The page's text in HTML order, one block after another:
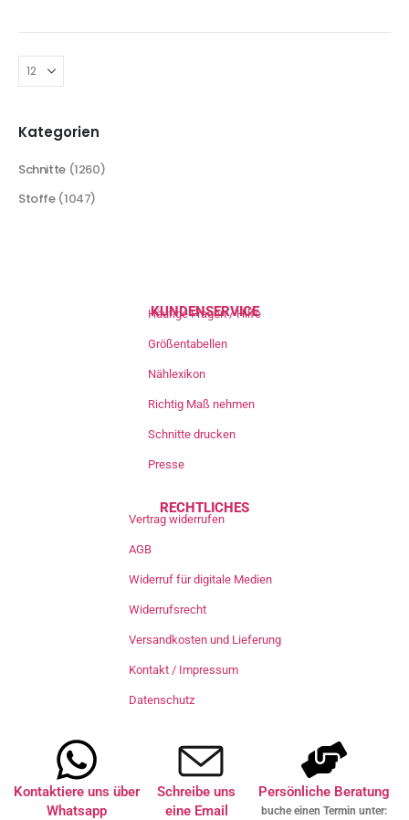
Kategorien
Schnitte (1260)
Stoffe (1047)
KUNDENSERVICE
Häufige Fragen / Hilfe
Größentabellen
Nählexikon
Richtig Maß nehmen
Schnitte drucken
Presse
RECHTLICHES
Vertrag widerrufen
AGB
Widerruf für digitale Medien
Widerrufsrecht
Versandkosten und Lieferung
Kontakt / Impressum
Datenschutz
Kontaktiere uns über
Whatsapp
Schreibe uns
eine Email
Persönliche Beratung
buche einen Termin unter: